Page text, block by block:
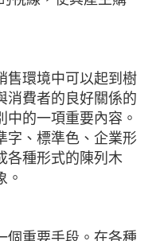
售環境中可以起到樹
消費者的良好關係的
的一項重要內容。
字、標準色、企業形
各種形式的陳列木
。